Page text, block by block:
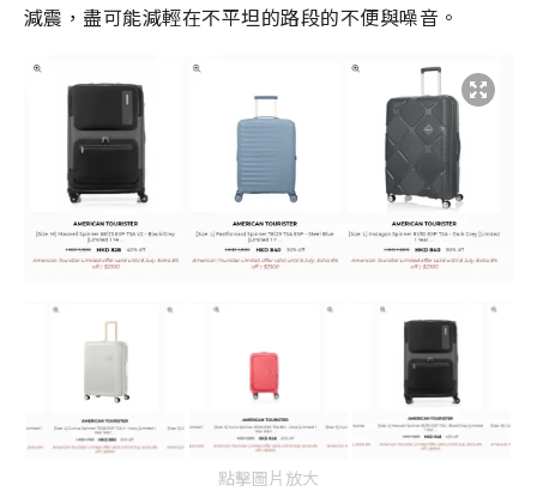
減震，盡可能減輕在不平坦的路段的不便與噪音。
點擊圖片放大